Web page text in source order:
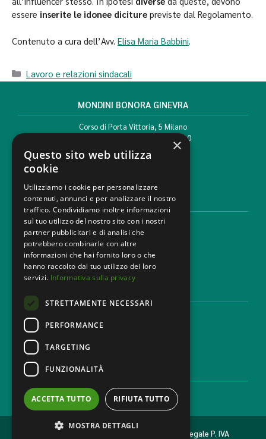
essere inserite le idonee diciture previste dal Regolamento.
Contenuto a cura dell’Avv. Elisa Maria Babbini
Lavoro e relazioni sindacali
MONDINI BONORA GINEVRA
Corso di Porta Vittoria, 5 Milano
T. +39 02 777351 F. +39 02 784510
info@mbg.legal
AREE LEGALI
Aree di Competenza
Settori
Studio legale
Contatti
Lavora con noi
2026 © MONDINI BONORA GINEVRA Studio legale P. IVA
×
Questo sito web utilizza
cookie
Utilizziamo i cookie per personalizzare
contenuti, annunci e per analizzare il nostro
traffico. Condividiamo inoltre informazioni
sul tuo utilizzo del nostro sito con i nostri
partner pubblicitari e di analisi che
potrebbero combinarle con altre
informazioni che hai fornito loro o che
hanno raccolto dal tuo utilizzo dei loro
servizi. Informativa sulla privacy
STRETTAMENTE NECESSARI
PERFORMANCE
TARGETING
FUNZIONALITÀ
ACCETTA TUTTO RIFIUTA TUTTO
MOSTRA DETTAGLI